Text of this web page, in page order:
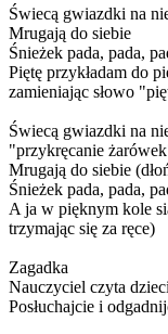
Świecą gwiazdki na
Mrugają do siebie
Śnieżek pada, pada,
Piętę przykładam do
zamieniając słowo
Świecą gwiazdki na
"przykręcanie
Mrugają do siebie
Śnieżek pada, pada,
A ja w pięknym kole
trzymając się za ręce)
Zagadka
Nauczyciel czyta
Posłuchajcie i